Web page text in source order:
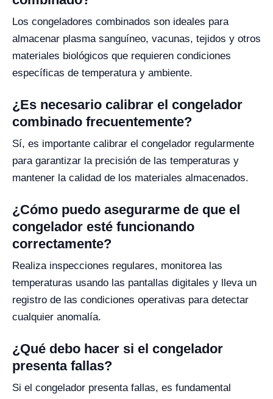
Los congeladores combinados son ideales para
almacenar plasma sanguíneo, vacunas, tejidos y otros
materiales biológicos que requieren condiciones
específicas de temperatura y ambiente.
¿Es necesario calibrar el congelador
combinado frecuentemente?
Sí, es importante calibrar el congelador regularmente
para garantizar la precisión de las temperaturas y
mantener la calidad de los materiales almacenados.
¿Cómo puedo asegurarme de que el
congelador esté funcionando
correctamente?
Realiza inspecciones regulares, monitorea las
temperaturas usando las pantallas digitales y lleva un
registro de las condiciones operativas para detectar
cualquier anomalía.
¿Qué debo hacer si el congelador
presenta fallas?
Si el congelador presenta fallas, es fundamental